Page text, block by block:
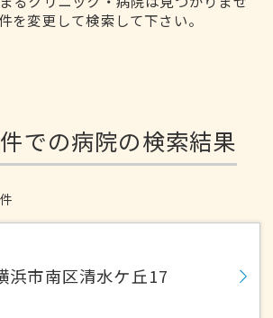
を変更して検索して下さい。
での病院の検索結果
件
浜市南区清水ケ丘17